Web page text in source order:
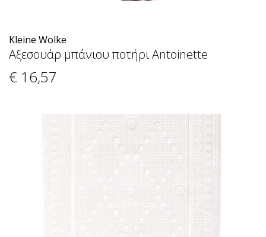
Kleine Wolke
Αξεσουάρ μπάνιου ποτήρι Antoinette
€ 16,57